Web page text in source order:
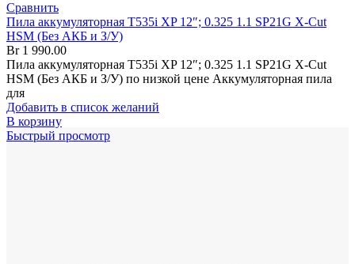
Сравнить
Пила аккумуляторная T535i XP 12″; 0.325 1.1 SP21G X-Cut
HSM (Без АКБ и З/У)
Br1 990.00
Пила аккумуляторная T535i XP 12″; 0.325 1.1 SP21G X-Cut
HSM (Без АКБ и З/У) по низкой цене Аккумуляторная пила
для
Добавить в список желаний
В корзину
Быстрый просмотр